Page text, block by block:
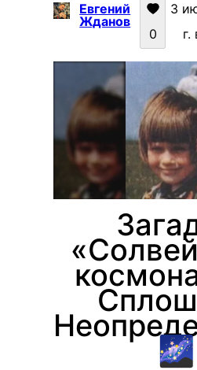
Евгений
Жданов
0
3
г.
🌌